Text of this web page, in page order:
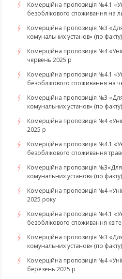
Комерційна пропозиція №4.1
безоблікового споживання на
Комерційна пропозиція №3
комунальних установ» (по
Комерційна пропозиція №4
червень 2025 р
Комерційна пропозиція №4.1
безоблікового споживання на
Комерційна пропозиція №3
комунальних установ» (по
Комерційна пропозиція №4
2025 р
Комерційна пропозиція №4.1
безоблікового споживання
Комерційна пропозиція
комунальних установ» (по
Комерційна пропозиція №4
2025 року
Комерційна пропозиція №4.1
безоблікового споживання
Комерційна пропозиція №3
комунальних установ» (по
Комерційна пропозиція №4
березень 2025 р